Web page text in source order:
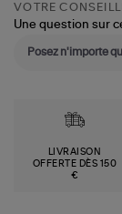
VOTRE
Une question sur
LIVRAISON
OFFERTE DÈS 150
€